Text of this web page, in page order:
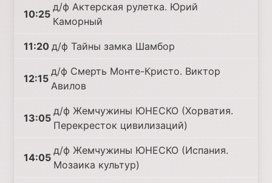
10:25
д/ф Актерская рулетка. Юрий
Каморный
11:20 д/ф Тайны замка Шамбор
12:15
д/ф Смерть Монте-Кристо. Виктор
Авилов
13:05
д/ф Жемчужины ЮНЕСКО (Хорватия.
Перекресток цивилизаций)
14:05
д/ф Жемчужины ЮНЕСКО (Испания.
Мозаика культур)